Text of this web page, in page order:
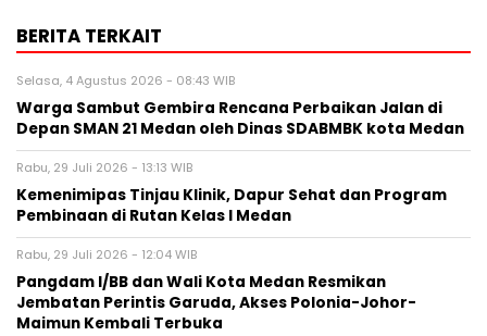
BERITA TERKAIT
Selasa, 4 Agustus 2026 - 08:43 WIB
Warga Sambut Gembira Rencana Perbaikan Jalan di
Depan SMAN 21 Medan oleh Dinas SDABMBK kota Medan
Rabu, 29 Juli 2026 - 13:13 WIB
Kemenimipas Tinjau Klinik, Dapur Sehat dan Program
Pembinaan di Rutan Kelas I Medan
Rabu, 29 Juli 2026 - 12:04 WIB
Pangdam I/BB dan Wali Kota Medan Resmikan
Jembatan Perintis Garuda, Akses Polonia-Johor-
Maimun Kembali Terbuka